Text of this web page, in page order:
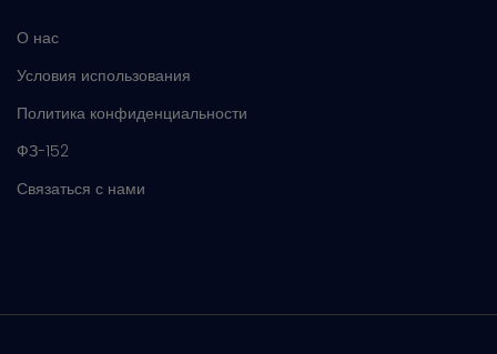
О нас
Условия использования
Политика конфиденциальности
ФЗ-152
Связаться с нами